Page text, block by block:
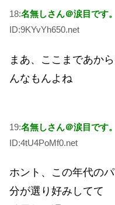
18:名無しさん＠涙目です。
ID:9KYvYh650.net
まあ、ここまであか
んなもんよね
19:名無しさん＠涙目です。
ID:4tU4PoMf0.net
ホント、この年代の
分が選り好みしてて